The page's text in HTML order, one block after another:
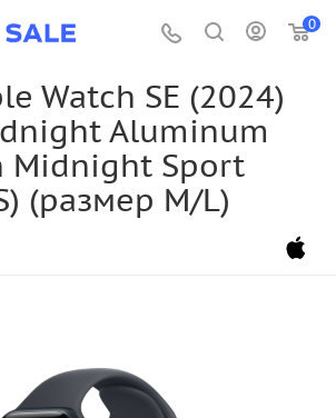
0
Watch SE (2024)
Aluminum
Midnight Sport
(размер M/L)